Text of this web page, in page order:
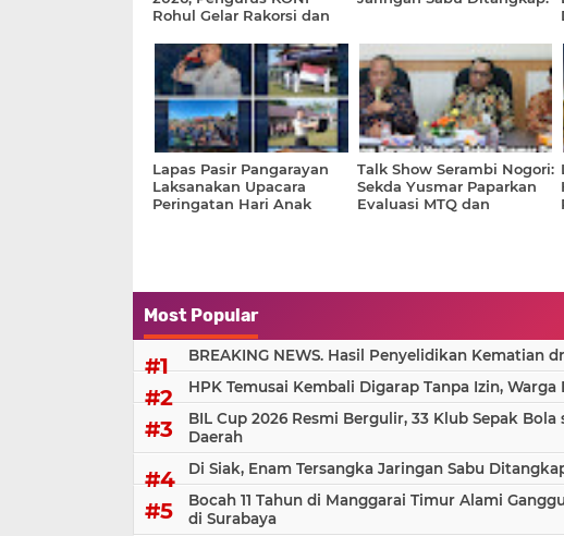
Rohul Gelar Rakorsi dan
Penjaringan
Lapas Pasir Pangarayan
Laksanakan Upacara
Peringatan Hari Anak
Talk Show Serambi Nogori:
Sekda Yusmar Paparkan
Evaluasi MTQ dan
Most Popular
BREAKING NEWS. Hasil Penyelidikan Kematian
HPK Temusai Kembali Digarap Tanpa Izin,
BIL Cup 2026 Resmi Bergulir, 33 Klub Sepak
Daerah
Di Siak, Enam Tersangka Jaringan Sabu
Bocah 11 Tahun di Manggarai Timur Alami
di Surabaya